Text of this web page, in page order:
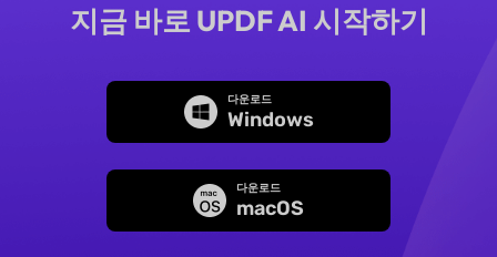
지금 바로 UPDF AI 시작하기
다운로드
Windows
다운로드
macOS